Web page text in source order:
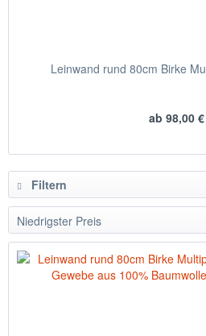
Leinwand rund 80cm Birke
ab 98,00
Filtern